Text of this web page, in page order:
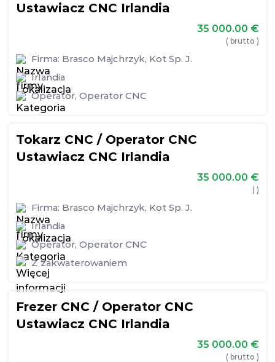
Ustawiacz CNC Irlandia
35 000.00 €
( brutto )
Firma: Brasco Majchrzyk, Kot Sp. J.
Irlandia
Operator, Operator CNC
Tokarz CNC / Operator CNC
Ustawiacz CNC Irlandia
35 000.00 €
( )
Firma: Brasco Majchrzyk, Kot Sp. J.
Irlandia
Operator, Operator CNC
Z zakwaterowaniem
Frezer CNC / Operator CNC
Ustawiacz CNC Irlandia
35 000.00 €
( brutto )